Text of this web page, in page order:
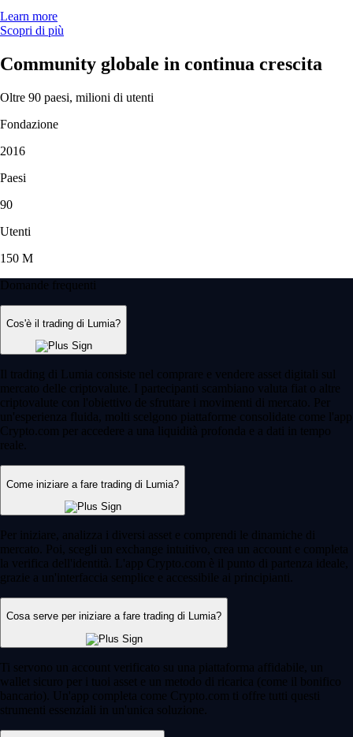
Learn more
Scopri di più
Community globale in continua crescita
Oltre 90 paesi, milioni di utenti
Fondazione
2016
Paesi
90
Utenti
150 M
Domande frequenti
Cos'è il trading di Lumia?
Il trading di Lumia consiste nel comprare e vendere asset digitali sul
mercato delle criptovalute. I partecipanti scambiano valuta fiat o altre
criptovalute con l'obiettivo de sfruttare i movimenti di mercato. Per
un'esperienza fluida, molti scelgono piattaforme consolidate come l'app
Crypto.com per accedere a una liquidità profonda e a dati in tempo
reale.
Come iniziare a fare trading di Lumia?
Per iniziare, analizza i diversi asset e comprendi le dinamiche di
mercato. Poi, scegli un exchange intuitivo, crea un account e completa
la verifica dell'identità. L'app Crypto.com è il punto di partenza ideale,
grazie a un'interfaccia semplice e accessibile ai principianti.
Cosa serve per iniziare a fare trading di Lumia?
Ti servono un account verificato su una piattaforma affidabile, un
wallet sicuro per i tuoi asset e un metodo di ricarica (come il bonifico
bancario). Un'app completa come Crypto.com ti offre tutti questi
strumenti essenziali in un'unica soluzione.